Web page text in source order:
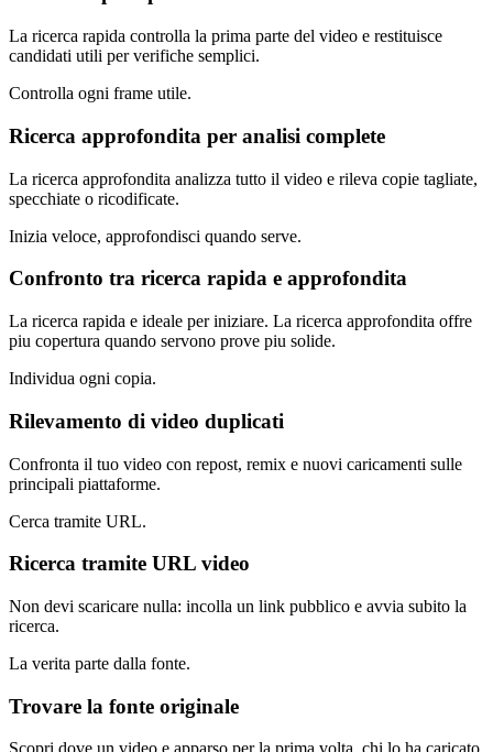
La ricerca rapida controlla la prima parte del video e restituisce
candidati utili per verifiche semplici.
Controlla ogni frame utile.
Ricerca approfondita per analisi complete
La ricerca approfondita analizza tutto il video e rileva copie tagliate,
specchiate o ricodificate.
Inizia veloce, approfondisci quando serve.
Confronto tra ricerca rapida e approfondita
La ricerca rapida e ideale per iniziare. La ricerca approfondita offre
piu copertura quando servono prove piu solide.
Individua ogni copia.
Rilevamento di video duplicati
Confronta il tuo video con repost, remix e nuovi caricamenti sulle
principali piattaforme.
Cerca tramite URL.
Ricerca tramite URL video
Non devi scaricare nulla: incolla un link pubblico e avvia subito la
ricerca.
La verita parte dalla fonte.
Trovare la fonte originale